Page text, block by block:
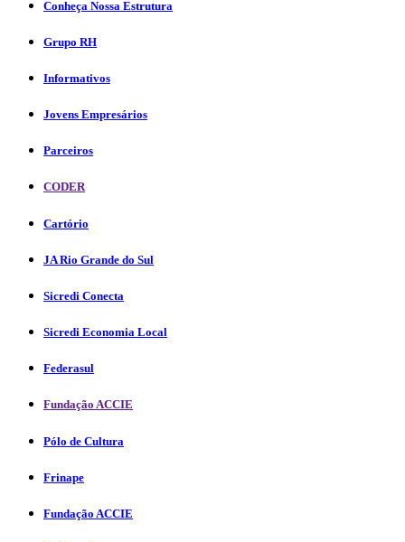
Conheça Nossa Estrutura
Grupo RH
Informativos
Jovens Empresários
Parceiros
CODER
Cartório
JA Rio Grande do Sul
Sicredi Conecta
Sicredi Economia Local
Federasul
Fundação ACCIE
Pólo de Cultura
Frinape
Fundação ACCIE